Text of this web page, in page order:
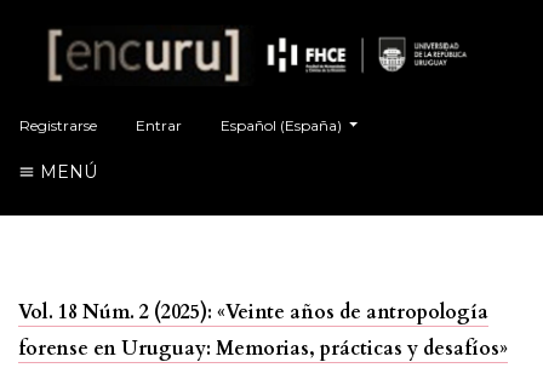
Registrarse Entrar Español (España)
MENÚ
Vol. 18 Núm. 2 (2025): «Veinte años de antropología
forense en Uruguay: Memorias, prácticas y desafíos»